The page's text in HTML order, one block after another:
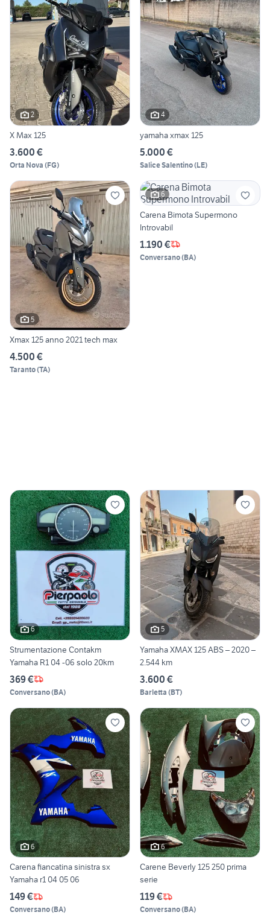
2
X Max 125
3.600 €
Orta Nova (FG)
4
yamaha xmax 125
5.000 €
Salice Salentino(LE)
5
Xmax 125 anno 2021 tech max
4.500 €
Taranto(TA)
6
Carena Bimota Supermono
Introvabil
1.190 €
Conversano(BA)
6
Strumentazione Contakm
Yamaha R1 04 -06 solo 20km
369 €
Conversano(BA)
5
Yamaha XMAX 125 ABS – 2020 –
2.544 km
3.600 €
Barletta (BT)
6
Carena fiancatina sinistra sx
Yamaha r1 04 05 06
149 €
Conversano(BA)
6
Carene Beverly 125 250 prima
serie
119 €
Conversano(BA)